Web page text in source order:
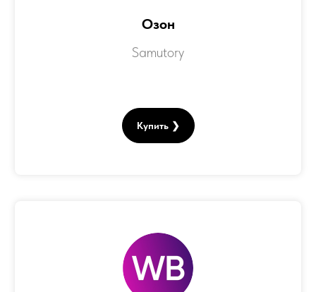
Озон
Samutory
Купить ❯